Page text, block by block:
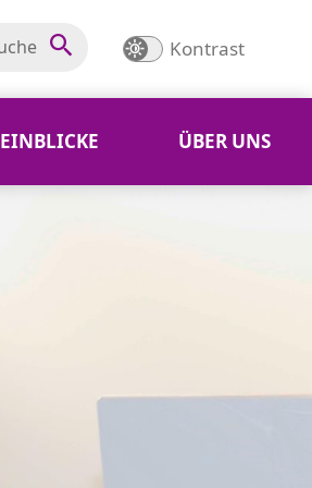
Kontrast
EINBLICKE ÜBER UNS